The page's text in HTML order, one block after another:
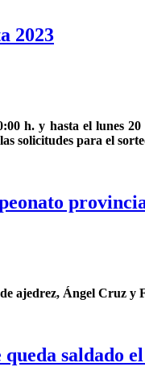
2023
h. y hasta el lunes
solicitudes para el
ajedrez, Ángel Cruz
saldado